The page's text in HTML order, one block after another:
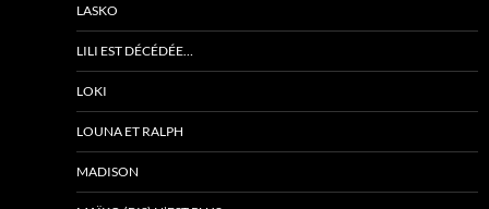
LASKO
LILI EST DÉCÉDÉE…
LOKI
LOUNA ET RALPH
MADISON